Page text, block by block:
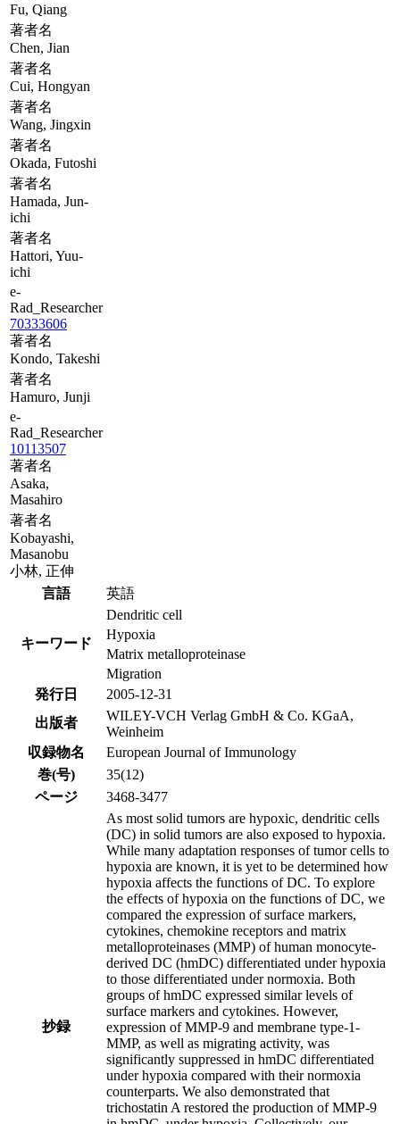
Fu, Qiang
著者名
Chen, Jian
著者名
Cui, Hongyan
著者名
Wang, Jingxin
著者名
Okada, Futoshi
著者名
Hamada, Jun-
ichi
著者名
Hattori, Yuu-
ichi
e-
Rad_Researcher
70333606
著者名
Kondo, Takeshi
著者名
Hamuro, Junji
e-
Rad_Researcher
10113507
著者名
Asaka,
Masahiro
著者名
Kobayashi,
Masanobu
小林, 正伸
言語
英語
キーワード
Dendritic cell
Hypoxia
Matrix metalloproteinase
Migration
発行日
2005-12-31
出版者
WILEY-VCH Verlag GmbH & Co. KGaA,
Weinheim
収録物名
European Journal of Immunology
巻(号)
35(12)
ページ
3468-3477
抄録
As most solid tumors are hypoxic, dendritic cells
(DC) in solid tumors are also exposed to hypoxia.
While many adaptation responses of tumor cells to
hypoxia are known, it is yet to be determined how
hypoxia affects the functions of DC. To explore
the effects of hypoxia on the functions of DC, we
compared the expression of surface markers,
cytokines, chemokine receptors and matrix
metalloproteinases (MMP) of human monocyte-
derived DC (hmDC) differentiated under hypoxia
to those differentiated under normoxia. Both
groups of hmDC expressed similar levels of
surface markers and cytokines. However,
expression of MMP-9 and membrane type-1-
MMP, as well as migrating activity, was
significantly suppressed in hmDC differentiated
under hypoxia compared with their normoxia
counterparts. We also demonstrated that
trichostatin A restored the production of MMP-9